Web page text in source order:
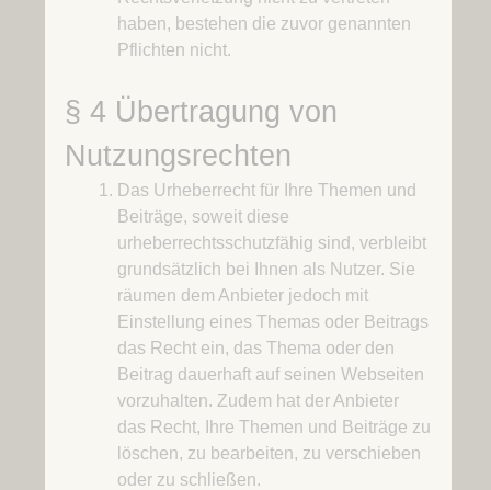
haben, bestehen die zuvor genannten
Pflichten nicht.
§ 4 Übertragung von
Nutzungsrechten
Das Urheberrecht für Ihre Themen und
Beiträge, soweit diese
urheberrechtsschutzfähig sind, verbleibt
grundsätzlich bei Ihnen als Nutzer. Sie
räumen dem Anbieter jedoch mit
Einstellung eines Themas oder Beitrags
das Recht ein, das Thema oder den
Beitrag dauerhaft auf seinen Webseiten
vorzuhalten. Zudem hat der Anbieter
das Recht, Ihre Themen und Beiträge zu
löschen, zu bearbeiten, zu verschieben
oder zu schließen.